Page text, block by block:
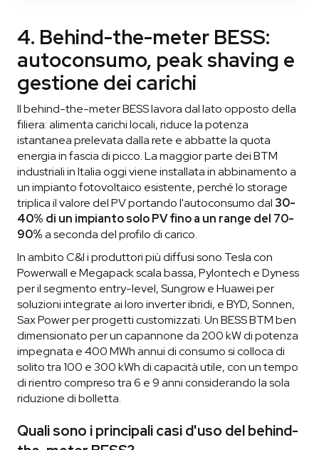
4. Behind-the-meter BESS:
autoconsumo, peak shaving e
gestione dei carichi
Il behind-the-meter BESS lavora dal lato opposto della
filiera: alimenta carichi locali, riduce la potenza
istantanea prelevata dalla rete e abbatte la quota
energia in fascia di picco. La maggior parte dei BTM
industriali in Italia oggi viene installata in abbinamento a
un impianto fotovoltaico esistente, perché lo storage
triplica il valore del PV portando l'autoconsumo dal 30-
40% di un impianto solo PV fino a un range del 70-
90%a seconda del profilo di carico.
In ambito C&I i produttori più diffusi sono Tesla con
Powerwall e Megapack scala bassa, Pylontech e Dyness
per il segmento entry-level, Sungrow e Huawei per
soluzioni integrate ai loro inverter ibridi, e BYD, Sonnen,
Sax Power per progetti customizzati. Un BESS BTM ben
dimensionato per un capannone da 200 kW di potenza
impegnata e 400 MWh annui di consumo si colloca di
solito tra 100 e 300 kWh di capacità utile, con un tempo
di rientro compreso tra 6 e 9 anni considerando la sola
riduzione di bolletta.
Quali sono i principali casi d'uso del behind-